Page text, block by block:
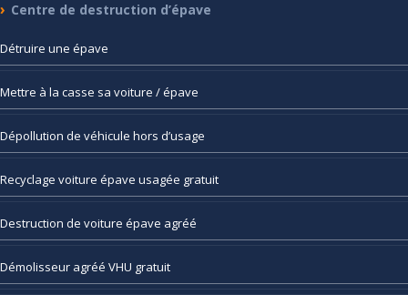
Centre de destruction d’épave
Détruire une épave
Mettre à la casse sa voiture / épave
Dépollution de véhicule hors d’usage
Recyclage voiture épave usagée gratuit
Destruction de voiture épave agréé
Démolisseur agréé VHU gratuit